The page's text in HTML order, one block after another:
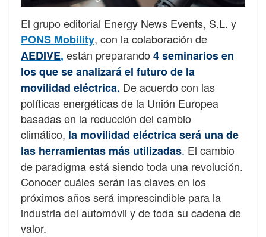
El grupo editorial Energy News Events, S.L. y
PONS Mobility, con la colaboración de
AEDIVE, están preparando 4 seminarios en
los que se analizará el futuro de la
movilidad eléctrica. De acuerdo con las
políticas energéticas de la Unión Europea
basadas en la reducción del cambio
climático, la movilidad eléctrica será una de
las herramientas más utilizadas. El cambio
de paradigma está siendo toda una revolución.
Conocer cuáles serán las claves en los
próximos años será imprescindible para la
industria del automóvil y de toda su cadena de
valor.